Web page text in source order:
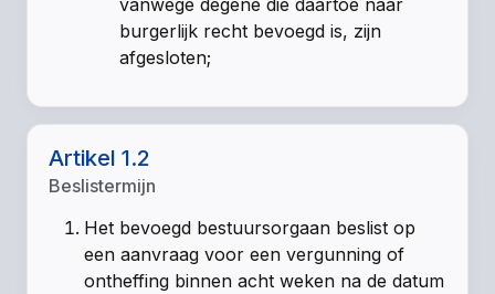
vanwege degene die daartoe naar
burgerlijk recht bevoegd is, zijn
afgesloten;
Artikel 1.2
Beslistermijn
Het bevoegd bestuursorgaan beslist op
een aanvraag voor een vergunning of
ontheffing binnen acht weken na de datum